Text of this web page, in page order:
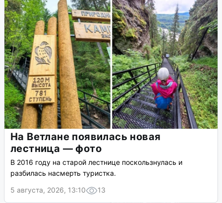
На Ветлане появилась новая
лестница — фото
В 2016 году на старой лестнице поскользнулась и
разбилась насмерть туристка.
5 августа, 2026, 13:10
13